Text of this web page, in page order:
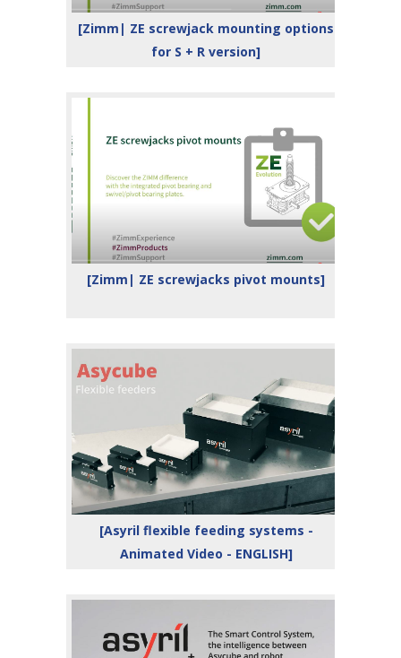
[Zimm| ZE screwjack mounting options
for S + R version]
[Zimm| ZE screwjacks pivot mounts]
[Asyril flexible feeding systems -
Animated Video - ENGLISH]